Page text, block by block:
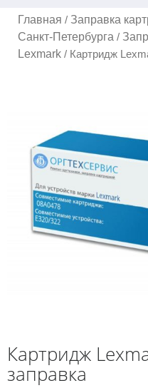
Главная / Заправка
Санкт-Петербурга /
Lexmark / Картридж
Картридж
заправка